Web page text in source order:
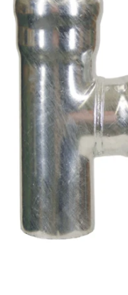
Poedercoaten
Over ons
Waarom Loromeij
Downloads
HWA
Contact
Blogs